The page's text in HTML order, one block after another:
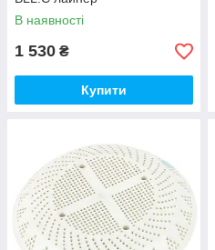
В наявності
1 530 ₴
Купити